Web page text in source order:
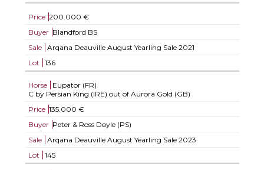
Price 200.000 €
Buyer Blandford BS
Sale
Arqana Deauville August Yearling Sale 2021
Lot
136
Horse
Eupator (FR)
C by Persian King (IRE) out of Aurora Gold (GB)
Price 135.000 €
Buyer Peter & Ross Doyle (PS)
Sale
Arqana Deauville August Yearling Sale 2023
Lot
145